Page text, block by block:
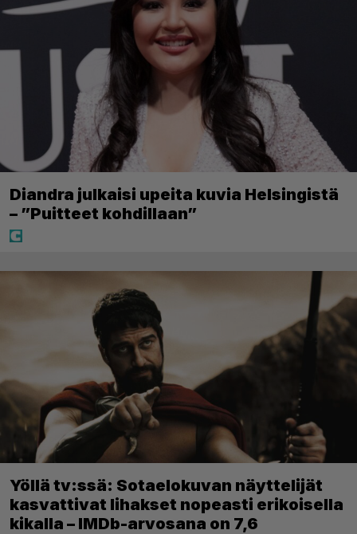
Diandra julkaisi upeita kuvia Helsingistä
– ”Puitteet kohdillaan”
Yöllä tv:ssä: Sotaelokuvan näyttelijät
kasvattivat lihakset nopeasti erikoisella
kikalla – IMDb-arvosana on 7,6